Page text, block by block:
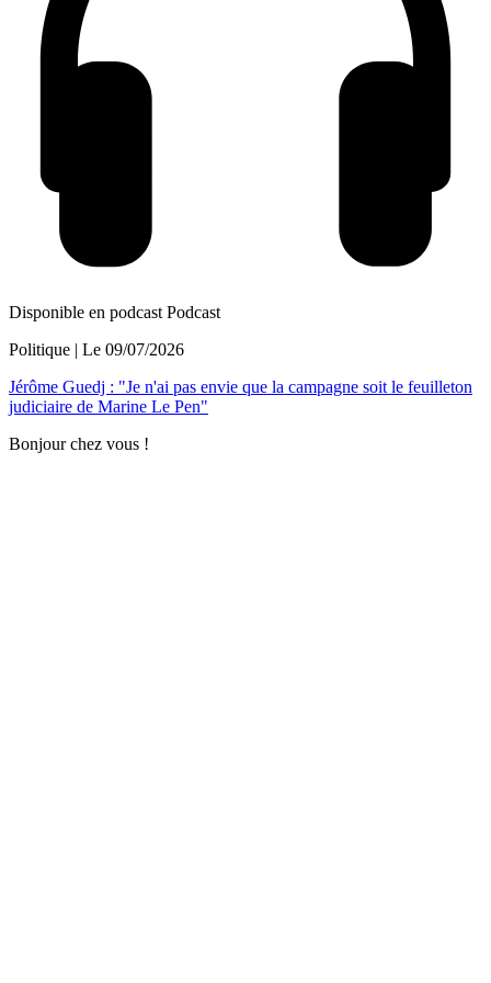
Disponible en podcast Podcast
Politique | Le 09/07/2026
Jérôme Guedj : "Je n'ai pas envie que la campagne soit le feuilleton
judiciaire de Marine Le Pen"
Bonjour chez vous !